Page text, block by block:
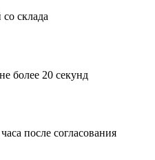
склада
более 20 секунд
после согласования